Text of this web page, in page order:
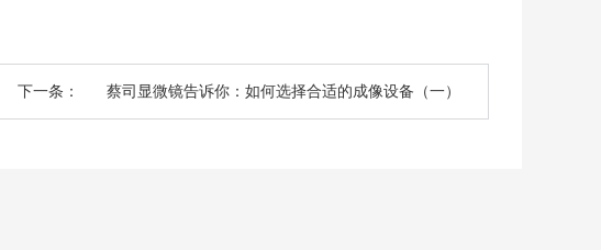
下一条： 蔡司显微镜告诉你：如何选择合适的成像设备（一）